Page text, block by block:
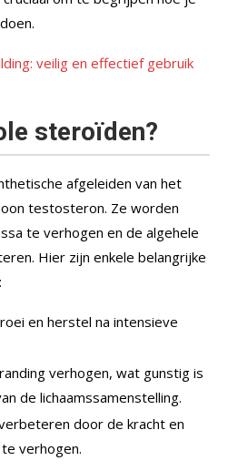
veilig en effectief gebruik
steroïden?
afgeleiden van het
testosteron. Ze worden
te verhogen en de algehele
Hier zijn enkele belangrijke
en herstel na intensieve
verhogen, wat gunstig is
de lichaamssamenstelling.
door de kracht en
verhogen.